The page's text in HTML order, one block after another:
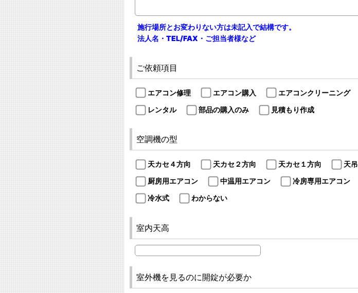
施行場所とお変わりない方は未記入で結構です。
法人名・TEL/FAX・ご担当者様など
ご依頼項目
エアコン修理 エアコン購入 エアコンクリーニング
レンタル
部品の購入のみ 見積もり作成
空調機の型
天カセ４方向 天カセ２方向 天カセ１方向 天吊
厨房用エアコン
中温用エアコン 冷房専用エアコン
冷水式
わからない
室内天高
室外機を見るのに開錠が必要か